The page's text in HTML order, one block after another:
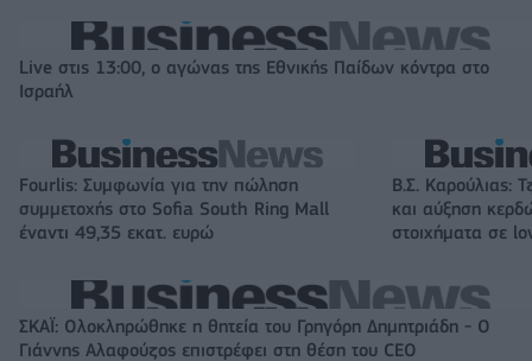
Live στις 13:00, ο αγώνας της Εθνικής Παίδων κόντρα στο
Ισραήλ
Fourlis: Συμφωνία για την πώληση
συμμετοχής στο Sofia South Ring Mall
έναντι 49,35 εκατ. ευρώ
Β.Σ. Καρούλιας:
και αύξηση
στοιχήματα σε
ΣΚΑΪ: Ολοκληρώθηκε η θητεία του Γρηγόρη Δημητριάδη - Ο
Γιάννης Αλαφούζος επιστρέφει στη θέση του CEO